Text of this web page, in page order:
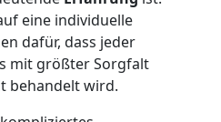
eine individuelle
dafür, dass jeder
mit größter Sorgfalt
behandelt wird.